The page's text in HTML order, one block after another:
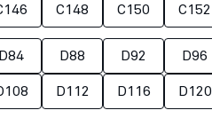
C148 C150 C152
D88 D92 D96
D112 D116 D120